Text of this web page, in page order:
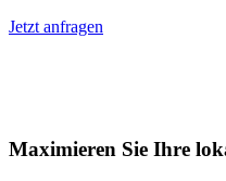
Jetzt anfragen
Maximieren Sie Ihre